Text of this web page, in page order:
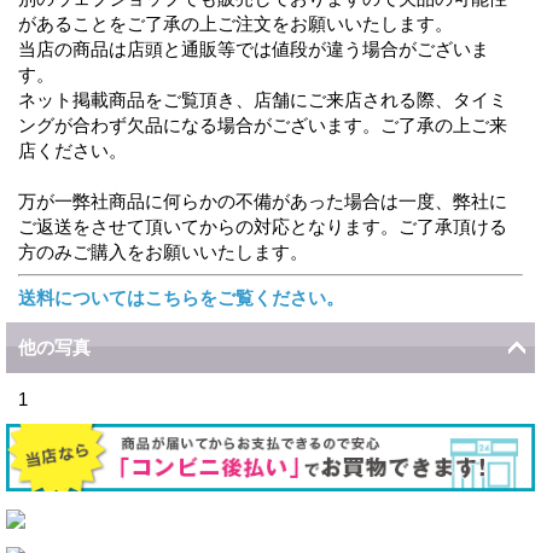
があることをご了承の上ご注文をお願いいたします。
当店の商品は店頭と通販等では値段が違う場合がございま
す。
ネット掲載商品をご覧頂き、店舗にご来店される際、タイミ
ングが合わず欠品になる場合がございます。ご了承の上ご来
店ください。
万が一弊社商品に何らかの不備があった場合は一度、弊社に
ご返送をさせて頂いてからの対応となります。ご了承頂ける
方のみご購入をお願いいたします。
送料についてはこちらをご覧ください。
他の写真
1